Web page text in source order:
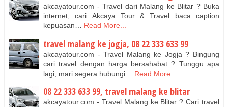
akcayatour.com - Travel dari Malang ke Blitar ? Buka
internet, cari Akcaya Tour & Travel baca caption
kepuasan… Read More...
travel malang ke jogja, 08 22 333 633 99
akcayatour.com - Travel Malang ke Jogja ? Bingung
cari travel dengan harga bersahabat ? Tunggu apa
lagi, mari segera hubungi…
Read More...
08 22 333 633 99, travel malang ke blitar
akcayatour.com - Travel Malang ke Blitar ? Cari travel